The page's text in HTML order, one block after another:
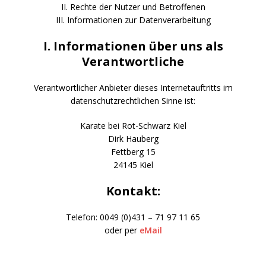
II. Rechte der Nutzer und Betroffenen
III. Informationen zur Datenverarbeitung
I. Informationen über uns als
Verantwortliche
Verantwortlicher Anbieter dieses Internetauftritts im
datenschutzrechtlichen Sinne ist:
Karate bei Rot-Schwarz Kiel
Dirk Hauberg
Fettberg 15
24145 Kiel
Kontakt:
Telefon: 0049 (0)431 – 71 97 11 65
oder per eMail